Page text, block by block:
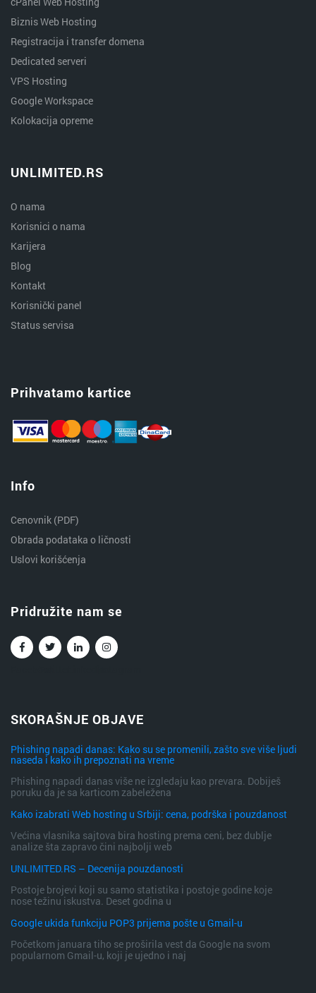
Biznis Web Hosting
Registracija i transfer domena
Dedicated serveri
VPS Hosting
Google Workspace
Kolokacija opreme
UNLIMITED.RS
O nama
Korisnici o nama
Karijera
Blog
Kontakt
Korisnički panel
Status servisa
Prihvatamo kartice
Info
Cenovnik (PDF)
Obrada podataka o ličnosti
Uslovi korišćenja
Pridružite nam se
SKORAŠNJE OBJAVE
Phishing napadi danas: Kako su se promenili, zašto sve više ljudi
naseda i kako ih prepoznati na vreme
Phishing napadi danas više ne izgledaju kao prevara. Dobiješ
poruku da je sa karticom zabeležena
Kako izabrati Web hosting u Srbiji: cena, podrška i pouzdanost
Većina vlasnika sajtova bira hosting prema ceni, bez dublje
analize šta zapravo čini najbolji web
UNLIMITED.RS – Decenija pouzdanosti
Postoje brojevi koji su samo statistika i postoje godine koje
nose težinu iskustva. Deset godina u
Google ukida funkciju POP3 prijema pošte u Gmail-u
Početkom januara tiho se proširila vest da Google na svom
popularnom Gmail-u, koji je ujedno i naj